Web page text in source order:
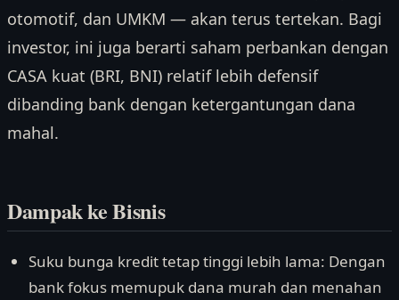
otomotif, dan UMKM — akan terus tertekan. Bagi
investor, ini juga berarti saham perbankan dengan
CASA kuat (BRI, BNI) relatif lebih defensif
dibanding bank dengan ketergantungan dana
mahal.
Dampak ke Bisnis
Suku bunga kredit tetap tinggi lebih lama: Dengan
bank fokus memupuk dana murah dan menahan